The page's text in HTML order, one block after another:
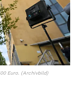
Euro. (Archivbild)